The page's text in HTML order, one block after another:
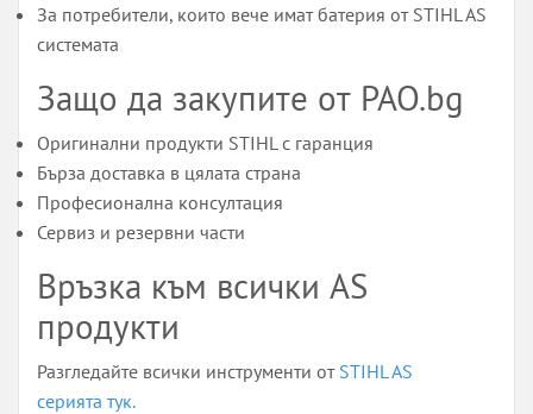
За потребители, които вече имат батерия от STIHL AS
системата
Защо да закупите от PAO.bg
Оригинални продукти STIHL с гаранция
Бърза доставка в цялата страна
Професионална консултация
Сервиз и резервни части
Връзка към всички AS
продукти
Разгледайте всички инструменти от STIHL AS
серията тук.